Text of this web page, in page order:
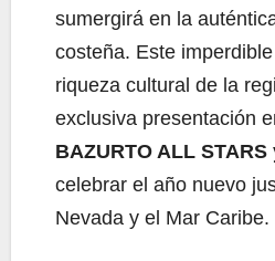
sumergirá en la
costeña. Este
riqueza cultural de la
exclusiva presentación
BAZURTO ALL STARS
celebrar el año nuevo
Nevada y el Mar Caribe.